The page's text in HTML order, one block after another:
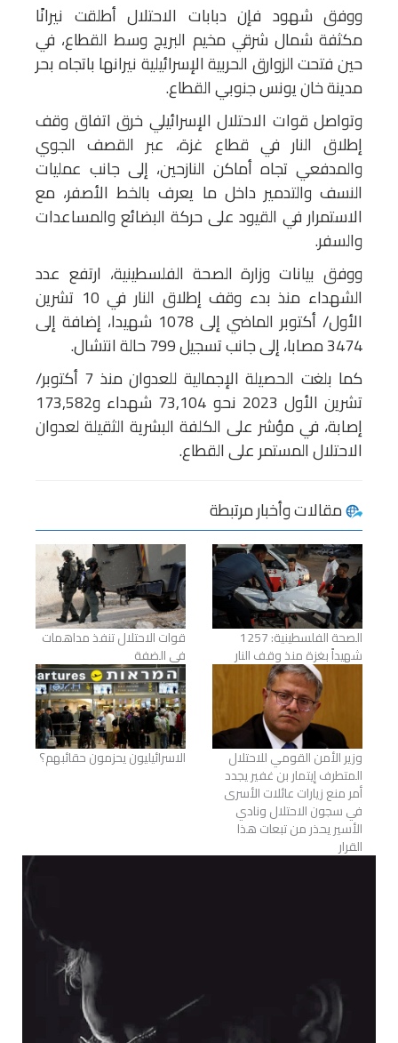
ووفق شهود فإن دبابات الاحتلال أطلقت نيرانًا
مكثفة شمال شرقي مخيم البريج وسط القطاع، في
حين فتحت الزوارق الحربية الإسرائيلية نيرانها باتجاه بحر
مدينة خان يونس جنوبي القطاع.
وتواصل قوات الاحتلال الإسرائيلي خرق اتفاق وقف
إطلاق النار في قطاع غزة، عبر القصف الجوي
والمدفعي تجاه أماكن النازحين، إلى جانب عمليات
النسف والتدمير داخل ما يعرف بالخط الأصفر، مع
الاستمرار في القيود على حركة البضائع والمساعدات
والسفر.
ووفق بيانات وزارة الصحة الفلسطينية، ارتفع عدد
الشهداء منذ بدء وقف إطلاق النار في 10 تشرين
الأول/ أكتوبر الماضي إلى 1078 شهيدا، إضافة إلى
3474 مصابا، إلى جانب تسجيل 799 حالة انتشال.
كما بلغت الحصيلة الإجمالية للعدوان منذ 7 أكتوبر/
تشرين الأول 2023 نحو 73,104 شهداء و173,582
إصابة، في مؤشر على الكلفة البشرية الثقيلة لعدوان
الاحتلال المستمر على القطاع.
مقالات وأخبار مرتبطة
الصحة الفلسطينية: 1257
شهيداً بغزة منذ وقف النار
قوات الاحتلال تنفذ مداهمات
في الضفة
وزير الأمن القومي للاحتلال
المتطرف إيتمار بن غفير يجدد
أمر منع زيارات عائلات الأسرى
في سجون الاحتلال ونادي
الأسير يحذر من تبعات هذا
القرار
الاسرائيليون يحزمون حقائبهم؟